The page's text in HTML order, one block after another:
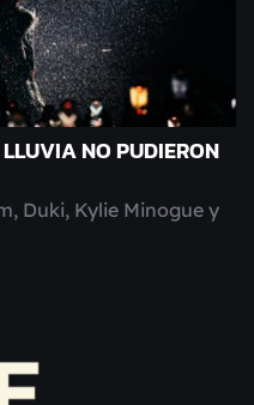
NO PUDIERON
Duki, Kylie Minogue y